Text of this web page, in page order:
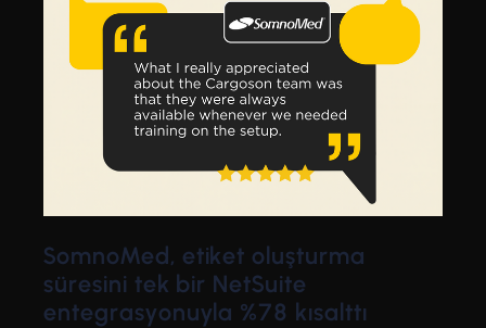
SomnoMed, etiket oluşturma
süresini tek bir NetSuite
entegrasyonuyla %78 kısalttı